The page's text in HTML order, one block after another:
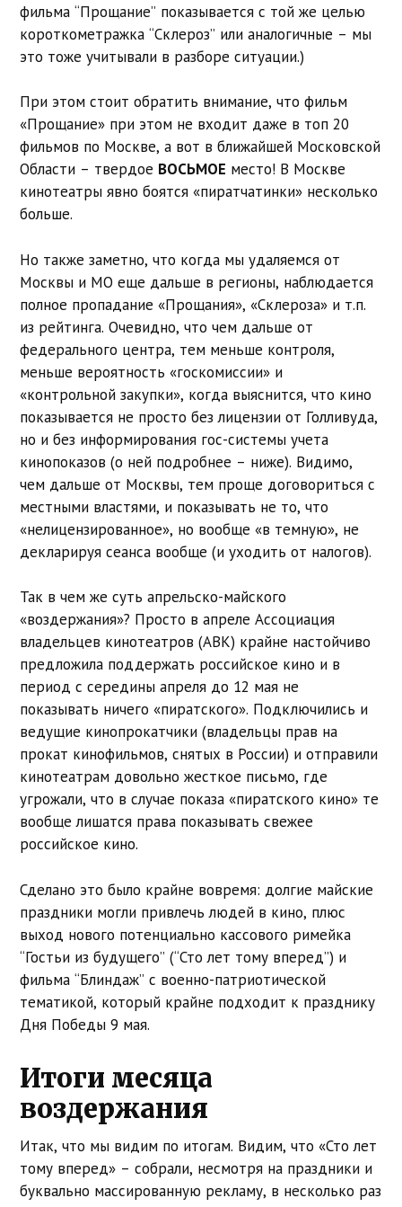
фильма “Прощание” показывается с той же целью
короткометражка “Склероз” или аналогичные – мы
это тоже учитывали в разборе ситуации.)
При этом стоит обратить внимание, что фильм
«Прощание» при этом не входит даже в топ 20
фильмов по Москве, а вот в ближайшей Московской
Области – твердое ВОСЬМОЕ место! В Москве
кинотеатры явно боятся «пиратчатинки» несколько
больше.
Но также заметно, что когда мы удаляемся от
Москвы и МО еще дальше в регионы, наблюдается
полное пропадание «Прощания», «Склероза» и т.п.
из рейтинга. Очевидно, что чем дальше от
федерального центра, тем меньше контроля,
меньше вероятность «госкомиссии» и
«контрольной закупки», когда выяснится, что кино
показывается не просто без лицензии от Голливуда,
но и без информирования гос-системы учета
кинопоказов (о ней подробнее – ниже). Видимо,
чем дальше от Москвы, тем проще договориться с
местными властями, и показывать не то, что
«нелицензированное», но вообще «в темную», не
декларируя сеанса вообще (и уходить от налогов).
Так в чем же суть апрельско-майского
«воздержания»? Просто в апреле Ассоциация
владельцев кинотеатров (АВК) крайне настойчиво
предложила поддержать российское кино и в
период с середины апреля до 12 мая не
показывать ничего «пиратского». Подключились и
ведущие кинопрокатчики (владельцы прав на
прокат кинофильмов, снятых в России) и отправили
кинотеатрам довольно жесткое письмо, где
угрожали, что в случае показа «пиратского кино» те
вообще лишатся права показывать свежее
российское кино.
Сделано это было крайне вовремя: долгие майские
праздники могли привлечь людей в кино, плюс
выход нового потенциально кассового римейка
“Гостьи из будущего” (“Сто лет тому вперед”) и
фильма “Блиндаж” с военно-патриотической
тематикой, который крайне подходит к празднику
Дня Победы 9 мая.
Итоги месяца
воздержания
Итак, что мы видим по итогам. Видим, что «Сто лет
тому вперед» – собрали, несмотря на праздники и
буквально массированную рекламу, в несколько раз